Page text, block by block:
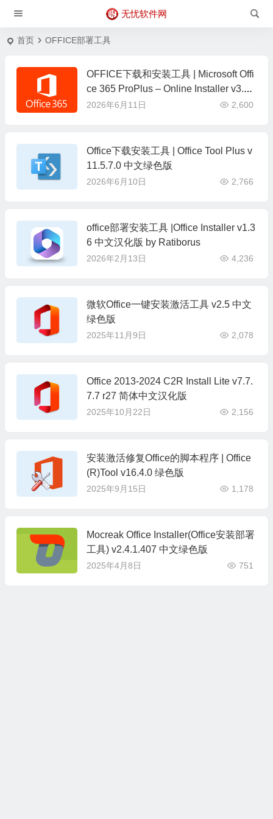
无忧软件网
首页 OFFICE部署工具
OFFICE下载和安装工具 | Microsoft Offi
ce 365 ProPlus – Online Installer v3.3.
14 绿色版
2026年6月11日 2,600
Office下载安装工具 | Office Tool Plus v
11.5.7.0 中文绿色版
2026年6月10日 2,766
office部署安装工具 |Office Installer v1.3
6 中文汉化版 by Ratiborus
2026年2月13日 4,236
微软Office一键安装激活工具 v2.5 中文
绿色版
2025年11月9日 2,078
Office 2013-2024 C2R Install Lite v7.7.
7.7 r27 简体中文汉化版
2025年10月22日 2,156
安装激活修复Office的脚本程序 | Office
(R)Tool v16.4.0 绿色版
2025年9月15日 1,178
Mocreak Office Installer(Office安装部署
工具) v2.4.1.407 中文绿色版
2025年4月8日 751